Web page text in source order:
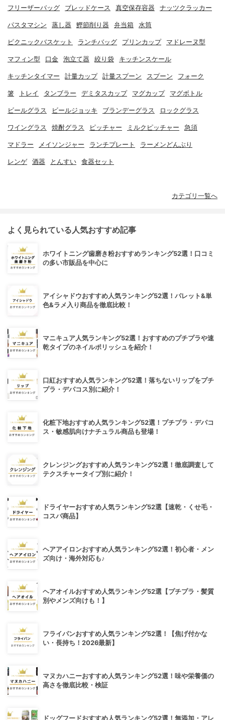
フリーザーバッグ ブレッドケース 真空保存容器 ナッツクラッカー
パスタマシン 蒸し器 鰹節削り器 弁当箱 水筒
ピクニックバスケット ランチバッグ プリンカップ マドレーヌ型
マフィン型 口金 泡立て器 絞り袋 キッチンスケール
キッチンタイマー 計量カップ 計量スプーン スプーン フォーク
箸 トレイ タンブラー デミタスカップ マグカップ マグボトル
ビールグラス ビールジョッキ ブランデーグラス ロックグラス
ワイングラス 焼酎グラス ピッチャー ミルクピッチャー 急須
マドラー メイソンジャー ランチプレート ラーメンどんぶり
レンゲ 酒器 とんすい 食器セット
カテゴリ一覧へ
よく見られている人気おすすめ記事
ホワイトニング歯磨き粉おすすめランキング52選！口コミ
の多い市販品を中心に
アイシャドウおすすめ人気ランキング52選！パレット&単
色&ラメ入り商品を徹底比較！
マニキュア人気ランキング52選！おすすめのプチプラや速
乾タイプのネイルポリッシュを紹介！
口紅おすすめ人気ランキング52選！落ちないリップをプチ
プラ・デパコス別に紹介！
化粧下地おすすめ人気ランキング52選！プチプラ・デパコ
ス・敏感肌向けナチュラル商品も登場！
クレンジングおすすめ人気ランキング52選！徹底調査して
テクスチャータイプ別に紹介！
ドライヤーおすすめ人気ランキング52選【速乾・くせ毛・
コスパ商品】
ヘアアイロンおすすめ人気ランキング52選！初心者・メン
ズ向け・海外対応も♪
ヘアオイルおすすめ人気ランキング52選【プチプラ・髪質
別やメンズ向けも！】
フライパンおすすめ人気ランキング52選！【焦げ付かな
い・長持ち！2026最新】
マヌカハニーおすすめ人気ランキング52選！味や栄養価の
高さを徹底比較・検証
ドッグフードおすすめ人気ランキング52選！無添加・アレ